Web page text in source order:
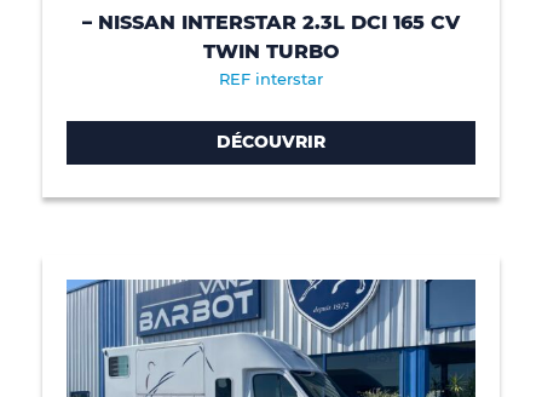
– NISSAN INTERSTAR 2.3L DCI 165 CV
TWIN TURBO
REF interstar
DÉCOUVRIR